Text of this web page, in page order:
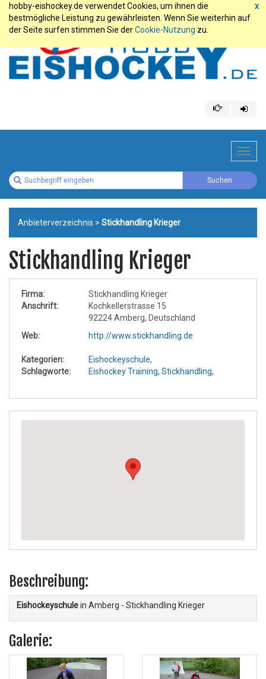
x
hobby-eishockey.de verwendet Cookies, um ihnen die
bestmögliche Leistung zu gewährleisten. Wenn Sie weiterhin auf
der Seite surfen stimmen Sie derCookie-Nutzung zu.
Anbieterverzeichnis > Stickhandling Krieger
Stickhandling Krieger
Firma:
Stickhandling Krieger
Anschrift:
Kochkellerstrasse 15
92224 Amberg, Deutschland
Web:
http://www.stickhandling.de
Kategorien: Eishockeyschule,
Schlagworte:
Eishockey Training, Stickhandling,
Beschreibung:
Eishockeyschulein Amberg - Stickhandling Krieger
Galerie: